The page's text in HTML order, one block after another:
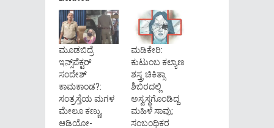
ಮೂಡಬಿದ್ರೆ
ಇನ್ಸ್‌ಪೆಕ್ಟರ್
ಸಂದೇಶ್
ಕಾಮಕಾಂಡ?:
ಸಂತ್ರಸ್ತೆಯ ಮಗಳ
ಮೇಲೂ ಕಣ್ಣು,
ಆಡಿಯೋ-
ಮಡಿಕೇರಿ:
ಕುಟುಂಬ ಕಲ್ಯಾಣ
ಶಸ್ತ್ರ ಚಿಕಿತ್ಸಾ
ಶಿಬಿರದಲ್ಲಿ
ಅಸ್ವಸ್ಥಗೊಂಡಿದ್ದ
ಮಹಿಳೆ ಸಾವು;
ಸಂಬಂಧಿಕರ